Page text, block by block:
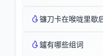
镰刀卡在喉咙里歇
鑪有哪些组词